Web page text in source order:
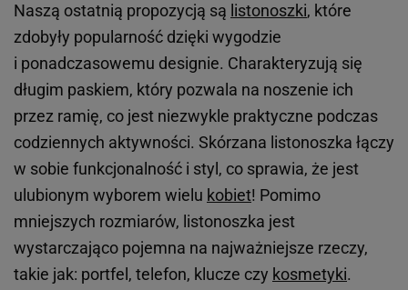
Naszą ostatnią propozycją są listonoszki, które
zdobyły popularność dzięki wygodzie
i ponadczasowemu designie. Charakteryzują się
długim paskiem, który pozwala na noszenie ich
przez ramię, co jest niezwykle praktyczne podczas
codziennych aktywności. Skórzana listonoszka łączy
w sobie funkcjonalność i styl, co sprawia, że jest
ulubionym wyborem wielu kobiet! Pomimo
mniejszych rozmiarów, listonoszka jest
wystarczająco pojemna na najważniejsze rzeczy,
takie jak: portfel, telefon, klucze czy kosmetyki.